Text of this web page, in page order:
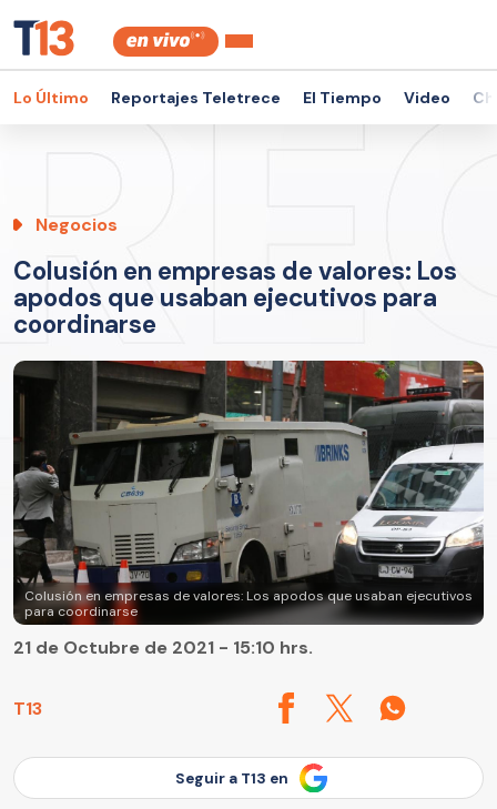
Lo Último Reportajes Teletrece El Tiempo Video
Negocios
Colusión en empresas de valores: Los
apodos que usaban ejecutivos para
coordinarse
Colusión en empresas de valores: Los apodos que usaban ejecutivos
para coordinarse
T13
21 de Octubre de 2021 - 15:10 hrs.
Seguir a T13 en